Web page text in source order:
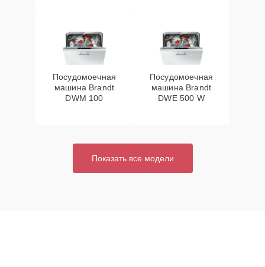
Посудомоечная
машина Brandt
DWM 100
Посудомоечная
машина Brandt
DWE 500 W
Показать все модели